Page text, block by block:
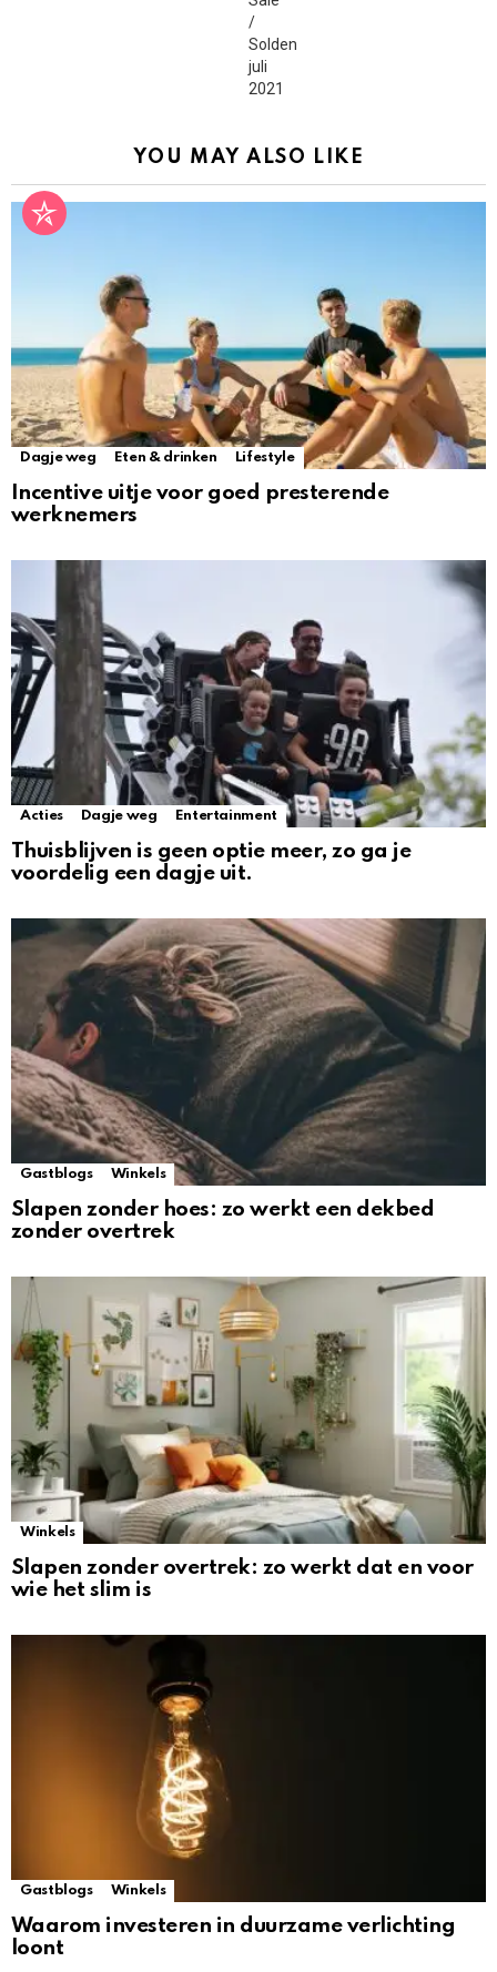
YOU MAY ALSO LIKE
Dagje weg Eten & drinken Lifestyle
Incentive uitje voor goed presterende
werknemers
Acties Dagje weg Entertainment
Thuisblijven is geen optie meer, zo ga je
voordelig een dagje uit.
Gastblogs Winkels
Slapen zonder hoes: zo werkt een dekbed
zonder overtrek
Winkels
Slapen zonder overtrek: zo werkt dat en voor
wie het slim is
Gastblogs Winkels
Waarom investeren in duurzame verlichting
loont